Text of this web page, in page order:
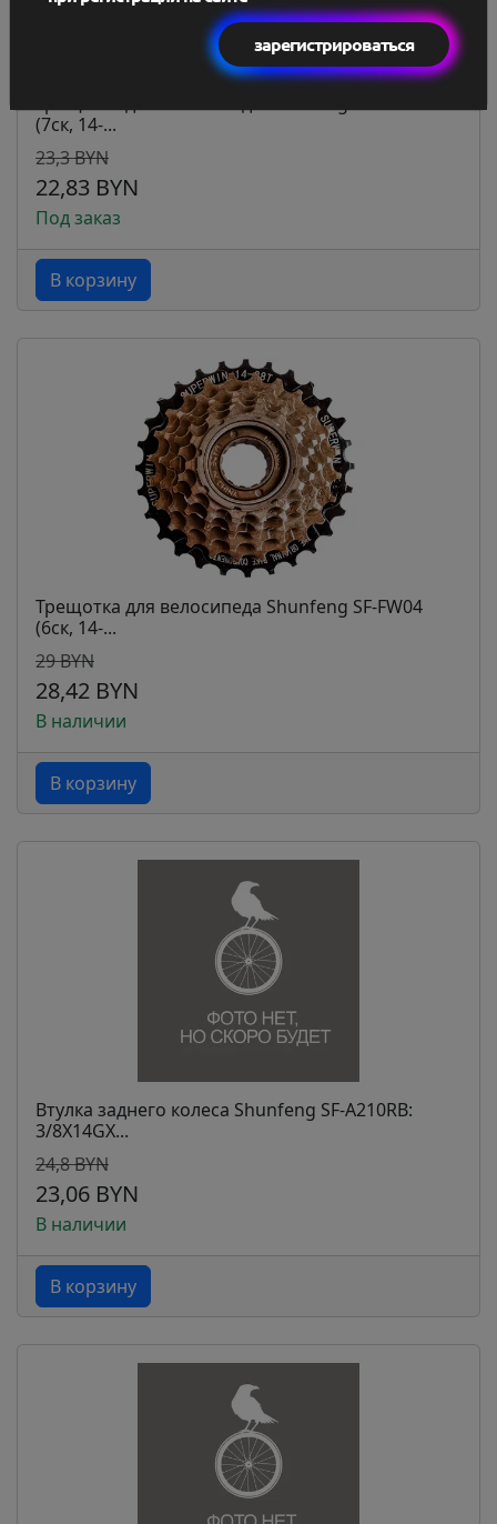
(7ск, 14-...
23,3 BYN
22,83 BYN
Под заказ
В корзину
Трещотка для велосипеда Shunfeng SF-FW04
(6ск, 14-...
29 BYN
28,42 BYN
В наличии
В корзину
Втулка заднего колеса Shunfeng SF-A210RB:
3/8X14GX...
24,8 BYN
23,06 BYN
В наличии
В корзину
зарегистрироваться